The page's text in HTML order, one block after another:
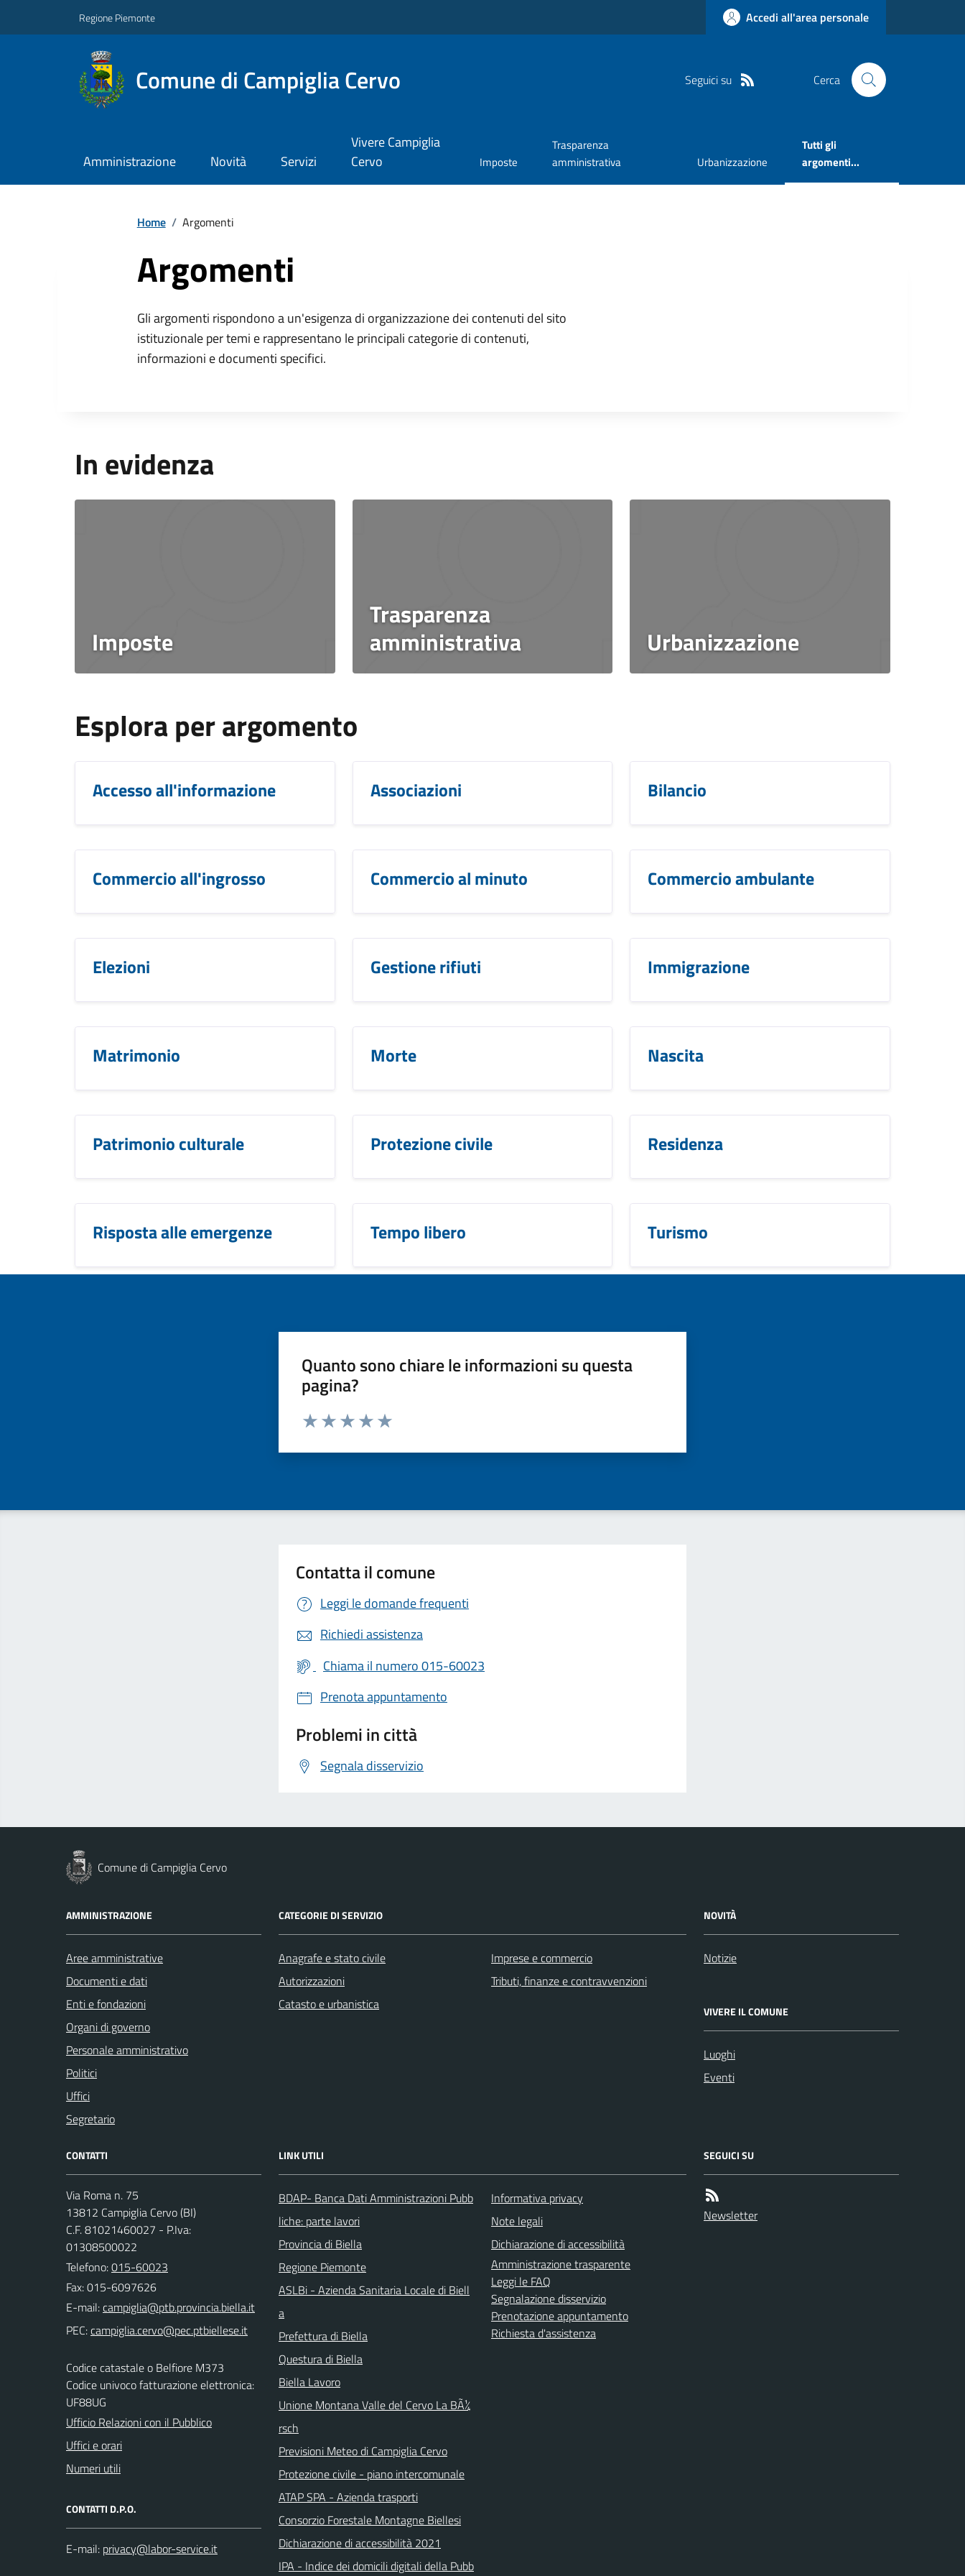
Regione Piemonte Accedi all'area personale
Comune di Campiglia Cervo Seguici su Cerca
Amministrazione Novità Servizi
Vivere Campiglia
Cervo
Imposte
Trasparenza
amministrativa
Urbanizzazione
Tutti gli
argomenti...
Home / Argomenti
Argomenti
Gli argomenti rispondono a un'esigenza di organizzazione dei contenuti del sito
istituzionale per temi e rappresentano le principali categorie di contenuti,
informazioni e documenti specifici.
In evidenza
Imposte
Trasparenza
amministrativa
Urbanizzazione
Esplora per argomento
Accesso all'informazione Associazioni Bilancio
Commercio all'ingrosso Commercio al minuto Commercio ambulante
Elezioni Gestione rifiuti Immigrazione
Matrimonio Morte Nascita
Patrimonio culturale Protezione civile Residenza
Risposta alle emergenze Tempo libero Turismo
Quanto sono chiare le informazioni su questa
pagina?
Valuta da 1 a 5 stelle la pagina
Contatta il comune
Leggi le domande frequenti
Richiedi assistenza
Chiama il numero 015-60023
Prenota appuntamento
Problemi in città
Segnala disservizio
Comune di Campiglia Cervo
AMMINISTRAZIONE
Aree amministrative
Documenti e dati
Enti e fondazioni
Organi di governo
Personale amministrativo
Politici
Uffici
Segretario
CATEGORIE DI SERVIZIO
Anagrafe e stato civile
Autorizzazioni
Catasto e urbanistica
Imprese e commercio
Tributi, finanze e contravvenzioni
NOVITÀ
Notizie
VIVERE IL COMUNE
Luoghi
Eventi
CONTATTI
Via Roma n. 75
13812 Campiglia Cervo (BI)
C.F. 81021460027 - P.Iva:
01308500022
Telefono:015-60023
Fax: 015-6097626
E-mail:
PEC:
Codice catastale o Belfiore M373
Codice univoco fatturazione elettronica:
UF88UG
Ufficio Relazioni con il Pubblico
Uffici e orari
Numeri utili
CONTATTI D.P.O.
E-mail:
LINK UTILI
BDAP- Banca Dati Amministrazioni Pubb
liche: parte lavori
Provincia di Biella
Regione Piemonte
ASLBi - Azienda Sanitaria Locale di Biell
a
Prefettura di Biella
Questura di Biella
Biella Lavoro
Unione Montana Valle del Cervo La BÃ¼
rsch
Previsioni Meteo di Campiglia Cervo
Protezione civile - piano intercomunale
ATAP SPA - Azienda trasporti
Consorzio Forestale Montagne Biellesi
Dichiarazione di accessibilità 2021
IPA - Indice dei domicili digitali della Pubb
Informativa privacy
Note legali
Dichiarazione di accessibilità
Amministrazione trasparente
Leggi le FAQ
Segnalazione disservizio
Prenotazione appuntamento
Richiesta d'assistenza
SEGUICI SU
Newsletter